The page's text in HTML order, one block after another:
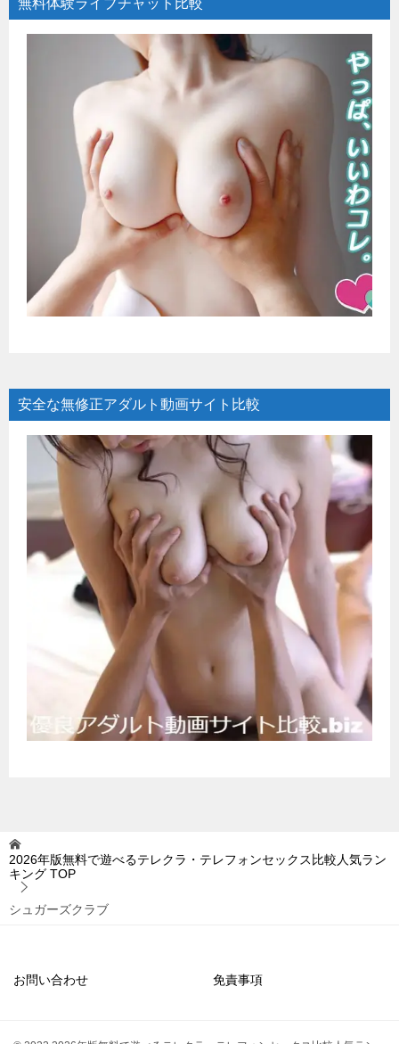
無料体験ライブチャット比較
安全な無修正アダルト動画サイト比較
2026年版無料で遊べるテレクラ・テレフォンセックス比較人気ラン
キング TOP
シュガーズクラブ
お問い合わせ 免責事項